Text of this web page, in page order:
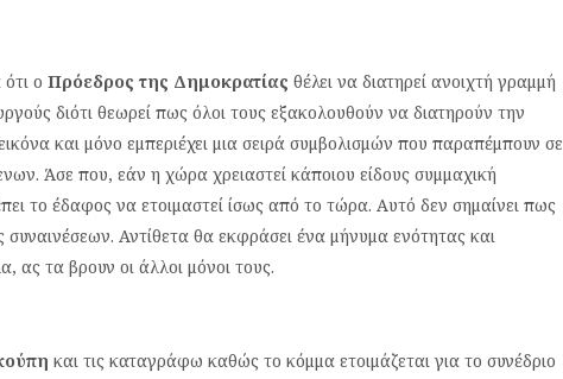
ο Πρόεδρος της Δημοκρατίας θέλει να διατηρεί ανοιχτή γραμμή
διότι θεωρεί πως όλοι τους εξακολουθούν να διατηρούν την
και μόνο εμπεριέχει μια σειρά συμβολισμών που παραπέμπουν σε
Άσε που, εάν η χώρα χρειαστεί κάποιου είδους συμμαχική
το έδαφος να ετοιμαστεί ίσως από το τώρα. Αυτό δεν σημαίνει πως
Αντίθετα θα εκφράσει ένα μήνυμα ενότητας και
ας τα βρουν οι άλλοι μόνοι τους.
και τις καταγράφω καθώς το κόμμα ετοιμάζεται για το συνέδριο